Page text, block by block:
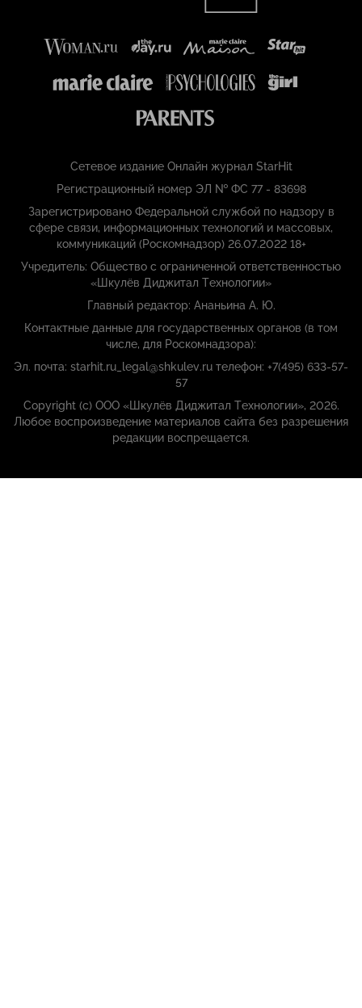
Сетевое издание Онлайн журнал StarHit
Регистрационный номер ЭЛ № ФС 77 - 83698
Зарегистрировано Федеральной службой по надзору в
сфере связи, информационных технологий и массовых,
коммуникаций (Роскомнадзор) 26.07.2022 18+
Учредитель: Общество с ограниченной ответственностью
«Шкулёв Диджитал Технологии»
Главный редактор: Ананьина А. Ю.
Контактные данные для государственных органов (в том
числе, для Роскомнадзора):
Эл. почта: starhit.ru_legal@shkulev.ru телефон: +7(495) 633-57-
57
Copyright (с) ООО «Шкулёв Диджитал Технологии», 2026.
Любое воспроизведение материалов сайта без разрешения
редакции воспрещается.